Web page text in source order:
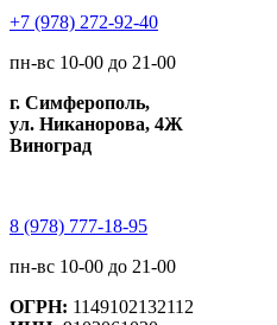
+7 (978) 272-92-40
пн-вс 10-00 до 21-00
г. Симферополь,
ул. Никанорова, 4Ж
Виноград
8 (978) 777-18-95
пн-вс 10-00 до 21-00
ОГРН: 1149102132112